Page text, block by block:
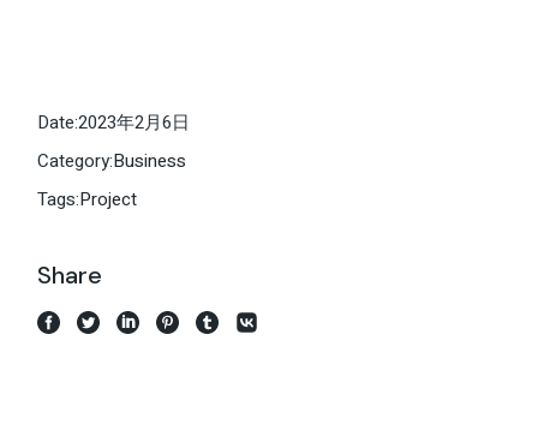
Date:2023年2月6日
Category:Business
Tags:Project
Share